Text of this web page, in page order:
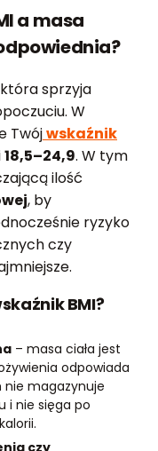
a masa
sprzyja
W
Twójwskaźnik
18,5–24,9. W tym
ilość
, by
ryzyko
czy
BMI?
– masa ciała jest
odpowiada
nie magazynuje
i nie sięga po
czy